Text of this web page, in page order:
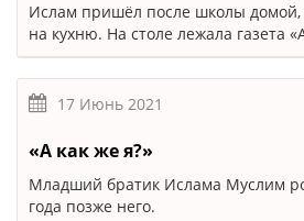
Ислам пришёл после школы
на кухню. На столе лежала газета
17 Июнь 2021
«А как же я?»
Младший братик Ислама Муслим
года позже него.